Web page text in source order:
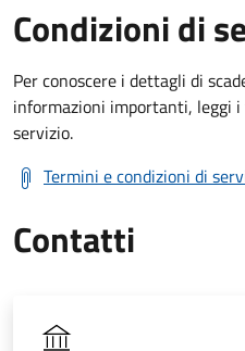
Condizioni di
Per conoscere i dettagli di
informazioni importanti, leggi
servizio.
Termini e condizioni di
Contatti